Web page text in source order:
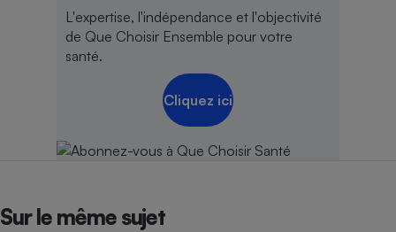
L'expertise, l'indépendance et l'objectivité
de Que Choisir Ensemble pour votre
santé.
Cliquez ici
Sur le même sujet